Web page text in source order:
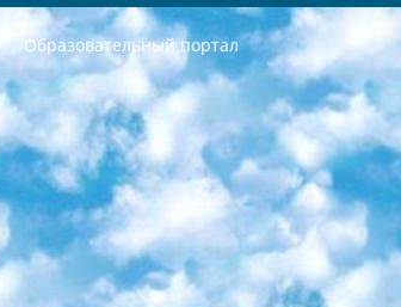
Образовательный портал
РЕСПУБЛИКА УЗБЕКИСТАН МИНИСТРЕРСТВО ДОШКОЛЬНОГО И ШКОЛЬНОГО ОБРАЗОВАНИЯ КОМАНДА в общеобразовательных учреждениях в 2023-2024 учебном году организация и проведение итоговой государственной аттестации обучающихся о Министра дошкольного и школьного образования Республики Узбекистан от 4 марта 2008 года (постановлением Минюста от 20 марта 2008 года № 1778 государственной регистрации) «Итоговое состояние учащихся общего среднего образования на основании положения об утверждении положения об аттестации общего среднего образования выпускной экзамен студентов в образовательных учреждениях в 2023-2024 учебном году В целях организации и прохождения аттестации приказываю: 1. Следующее: перечень предметов, по которым будет проводиться итоговая государственная аттестация и экзамен формы перевода согласно приложению 1; сертификаты международного образца, оценивающие уровень владения иностранными языками перечень согласно приложению 2; 2. Педагогический при специализированных образовательных учреждениях. научно-практический центр квалификации и международной оценки (Д.Давидова) 2024 г. До 25 марта: задания по предметам, по которым будет проводиться итоговая аттестация разработка и утверждение технических условий; итоговая аттестация на основании разработанного предметного задания разработка вопросов по предметам (устно и письменно), экзамен передача; общеобразовательные средние школы и специальные учебные заведения учащиеся выпускных классов школ и интернатов в агентской системе подготовка базы данных экзаменационных материалов и критериев оценки; перевод базы экзаменационных материалов на все языки обучения подать в Республиканский образовательный центр для изготовления; варианты экзаменов на основе разработанных контрольных материалов пусть будут поставлены задачи формирования. 3. Республиканский образовательный центр (Ш.Худайкулов) до 5 апреля 2024 года. до: база данных предоставленных экзаменационных материалов на все языки обучения перевод и экспертиза; для слепых, слабовидящих, глухих, слабослышащих и умственно отсталых детей учащиеся выпускных классов специализированных школ и школ-интернатов база данных экзаменационных материалов на всех преподаваемых языках подготовка критериев оценки; специализированные школы для умственно отсталых детей и технологии для учащихся выпускных классов школ-интернатов разработка соответствующих рекомендаций и критериев проведения ЕГЭ по естествознанию давать задания. 4. Педагогический при специализированных образовательных учреждениях. Научно-практический центр навыков и международной оценки (Д.Давидова), Республика образовательный центр (Худайкулов Ш.) итоговый государственный аттестационный экзамен ориентирован на творческое и логическое мышление при подготовке базы материалов учитывать введение заданий. 5. Следует отметить, что: сертификат государственного образца о знании общеобразовательного предмета и как минимум национальный уровень B1 по предметам на иностранных языках, указанным в Приложении 2. или международно признанный сертификат эквивалентного уровня студенты, изучающие определенный предмет, освобождаются от экзамена; по соответствующим предметам запланирована итоговая государственная аттестация за день